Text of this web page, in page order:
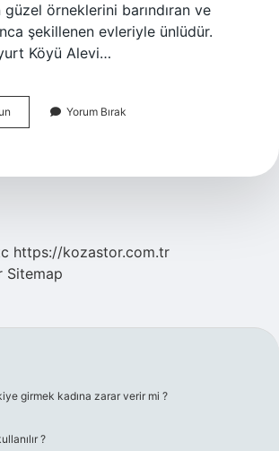
örneklerini barındıran ve
şekillenen evleriyle ünlüdür.
Köyü Alevi…
Balıkesir
Yeşilyurt
Bağlı
Yorum Bırak
https://kozastor.com.tr
Sitemap
girmek kadına zarar verir mi ?
?